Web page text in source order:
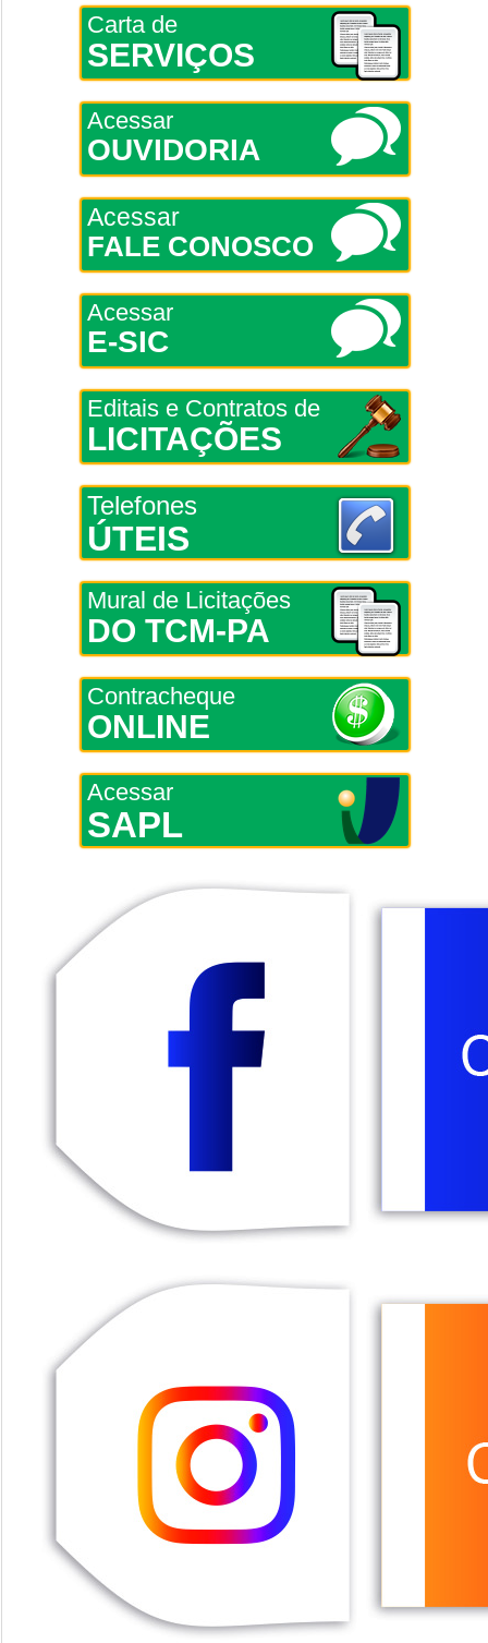
Carta de
SERVIÇOS
Acessar
OUVIDORIA
Acessar
FALE CONOSCO
Acessar
E-SIC
Editais e Contratos de
LICITAÇÕES
Telefones
ÚTEIS
Mural de Licitações
DO TCM-PA
Contracheque
ONLINE
Acessar
SAPL